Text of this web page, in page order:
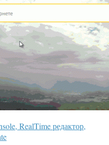
RealTime редактор,